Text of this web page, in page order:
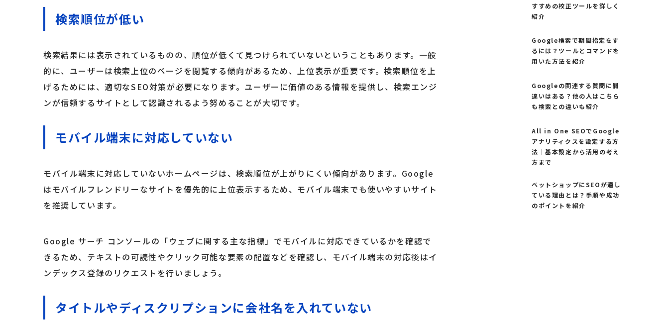
検索順位が低い
検索結果には表示されているものの、順位が低くて見つけられていないということもあります。一般
的に、ユーザーは検索上位のページを閲覧する傾向があるため、上位表示が重要です。検索順位を上
げるためには、適切なSEO対策が必要になります。ユーザーに価値のある情報を提供し、検索エンジ
ンが信頼するサイトとして認識されるよう努めることが大切です。
モバイル端末に対応していない
モバイル端末に対応していないホームページは、検索順位が上がりにくい傾向があります。Google
はモバイルフレンドリーなサイトを優先的に上位表示するため、モバイル端末でも使いやすいサイト
を推奨しています。
Google サーチ コンソールの「ウェブに関する主な指標」でモバイルに対応できているかを確認で
きるため、テキストの可読性やクリック可能な要素の配置などを確認し、モバイル端末の対応後はイ
ンデックス登録のリクエストを行いましょう。
タイトルやディスクリプションに会社名を入れていない
すすめの校正ツールを詳しく
紹介
Google検索で期間指定をす
るには？ツールとコマンドを
用いた方法を紹介
Googleの関連する質問に間
違いはある？他の人はこちら
も検索との違いも紹介
All in One SEOでGoogle
アナリティクスを設定する方
法｜基本設定から活用の考え
方まで
ペットショップにSEOが適し
ている理由とは？手順や成功
のポイントを紹介